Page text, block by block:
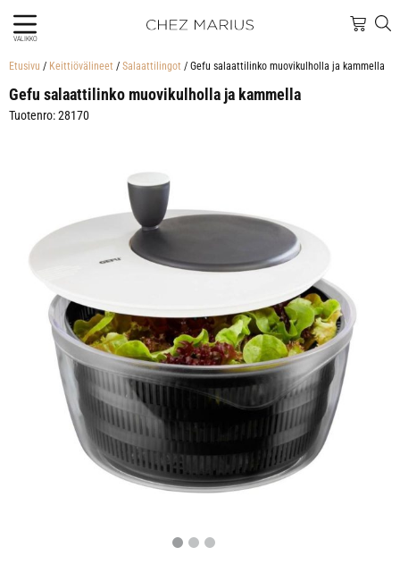
VALIKKO
Etusivu / Keittiövälineet / Salaattilingot / Gefu salaattilinko muovikulholla ja kammella
Gefu salaattilinko muovikulholla ja kammella
Tuotenro: 28170